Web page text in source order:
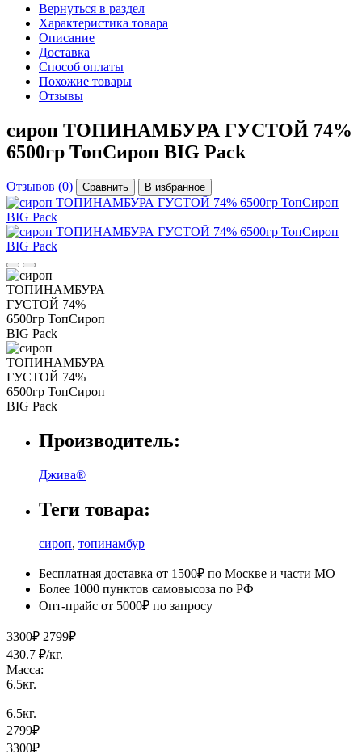
Вернуться в раздел
Характеристика товара
Описание
Доставка
Способ оплаты
Похожие товары
Отзывы
сироп ТОПИНАМБУРА ГУСТОЙ 74%
6500гр ТопСироп BIG Pack
Отзывов (0) Cравнить В избранное
Производитель:
Джива®
Теги товара:
сироп, топинамбур
Бесплатная доставка от 1500₽ по Москве и части МО
Более 1000 пунктов самовысоза по РФ
Опт-прайс от 5000₽ по запросу
3300₽ 2799₽
430.7 ₽/кг.
Масса:
6.5кг.
6.5кг.
2799₽
3300₽